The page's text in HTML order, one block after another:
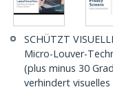
SCHÜTZT
Micro-Louver-
(plus minus 30
verhindert visuelles